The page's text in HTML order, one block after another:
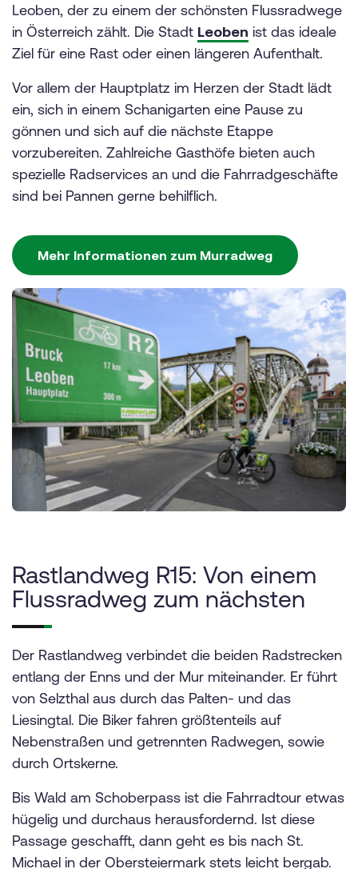
Leoben, der zu einem der schönsten Flussradwege
in Österreich zählt. Die Stadt Leoben ist das ideale
Ziel für eine Rast oder einen längeren Aufenthalt.
Vor allem der Hauptplatz im Herzen der Stadt lädt
ein, sich in einem Schanigarten eine Pause zu
gönnen und sich auf die nächste Etappe
vorzubereiten. Zahlreiche Gasthöfe bieten auch
spezielle Radservices an und die Fahrradgeschäfte
sind bei Pannen gerne behilflich.
Mehr Informationen zum Murradweg
Rastlandweg R15: Von einem
Flussradweg zum nächsten
Der Rastlandweg verbindet die beiden Radstrecken
entlang der Enns und der Mur miteinander. Er führt
von Selzthal aus durch das Palten- und das
Liesingtal. Die Biker fahren größtenteils auf
Nebenstraßen und getrennten Radwegen, sowie
durch Ortskerne.
Bis Wald am Schoberpass ist die Fahrradtour etwas
hügelig und durchaus herausfordernd. Ist diese
Passage geschafft, dann geht es bis nach St.
Michael in der Obersteiermark stets leicht bergab.